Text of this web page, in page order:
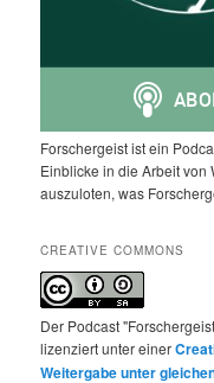
Forschergeist ist ein
Einblicke in die Arbeit von
auszuloten, was
CREATIVE COMMONS
Der Podcast
lizenziert unter einer
Weitergabe unter